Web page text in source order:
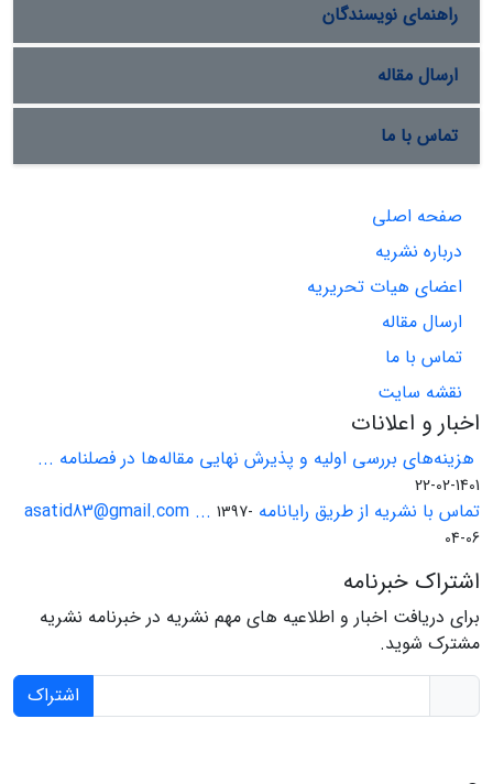
راهنمای نویسندگان
ارسال مقاله
تماس با ما
صفحه اصلی
درباره نشریه
اعضای هیات تحریریه
ارسال مقاله
تماس با ما
نقشه سایت
اخبار و اعلانات
هزینه‌های بررسی اولیه و پذیرش نهایی مقاله‌ها در فصلنامه ...
1401-02-22
تماس با نشریه از طریق رایانامه asatid83@gmail.com ... 1397-
04-06
اشتراک خبرنامه
برای دریافت اخبار و اطلاعیه های مهم نشریه در خبرنامه نشریه
مشترک شوید.
اشتراک